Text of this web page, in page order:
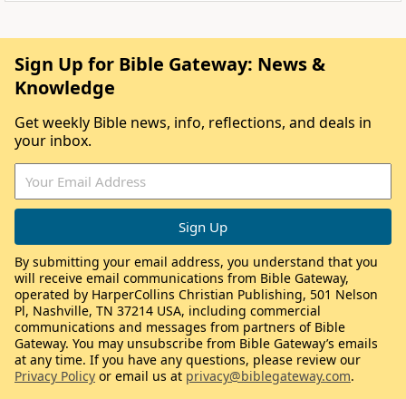
Sign Up for Bible Gateway: News &
Knowledge
Get weekly Bible news, info, reflections, and deals in
your inbox.
By submitting your email address, you understand that you
will receive email communications from Bible Gateway,
operated by HarperCollins Christian Publishing, 501 Nelson
Pl, Nashville, TN 37214 USA, including commercial
communications and messages from partners of Bible
Gateway. You may unsubscribe from Bible Gateway’s emails
at any time. If you have any questions, please review our
Privacy Policy or email us at privacy@biblegateway.com.